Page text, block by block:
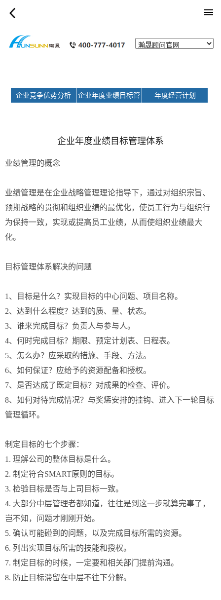
企业竞争优势分析
企业年度业绩目标管
年度经营计划
企业年度业绩目标管理体系
业绩管理的概念
业绩管理是在企业战略管理理论指导下，通过对组织宗旨、
预期战略的贯彻和组织业绩的最优化，使员工行为与组织行
为保持一致，实现或提高员工业绩，从而使组织业绩最大
化。
目标管理体系解决的问题
1、目标是什么？实现目标的中心问题、项目名称。
2、达到什么程度？达到的质、量、状态。
3、谁来完成目标？负责人与参与人。
4、何时完成目标？期限、预定计划表、日程表。
5、怎么办？应采取的措施、手段、方法。
6、如何保证？应给予的资源配备和授权。
7、是否达成了既定目标？对成果的检查、评价。
8、如何对待完成情况？与奖惩安排的挂钩、进入下一轮目标
管理循环。
制定目标的七个步骤：
1. 理解公司的整体目标是什么。
2. 制定符合SMART原则的目标。
3. 检验目标是否与上司目标一致。
4. 大部分中层管理者都知道，往往是到这一步就算完事了，
岂不知，问题才刚刚开始。
5. 确认可能碰到的问题，以及完成目标所需的资源。
6. 列出实现目标所需的技能和授权。
7. 制定目标的时候，一定要和相关部门提前沟通。
8. 防止目标滞留在中层不往下分解。